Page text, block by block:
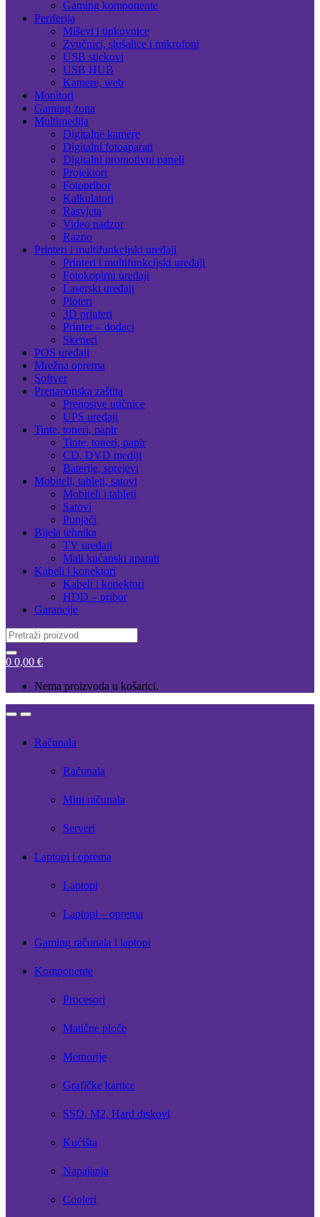
Gaming komponente
Periferija
Miševi i tipkovnice
Zvučnici, slušalice i mikrofoni
USB stickovi
USB HUB
Kamere, web
Monitori
Gaming zona
Multimedija
Digitalne kamere
Digitalni fotoaparati
Digitalni promotivni paneli
Projektori
Fotopribor
Kalkulatori
Rasvjeta
Video nadzor
Razno
Printeri i multifunkcijski uređaji
Printeri i multifunkcijski uređaji
Fotokopirni uređaji
Laserski uređaji
Ploteri
3D printeri
Printer – dodaci
Skeneri
POS uređaji
Mrežna oprema
Softver
Prenaponska zaštita
Prenosive utičnice
UPS uređaji
Tinte, toneri, papir
Tinte, toneri, papir
CD, DVD mediji
Baterije, sprejevi
Mobiteli, tableti, satovi
Mobiteli i tableti
Satovi
Punjači
Bijela tehnika
TV uređaji
Mali kućanski aparati
Kabeli i konektori
Kabeli i konektori
HDD – pribor
Garancije
Search
for:
0 0,00 €
Nema proizvoda u košarici.
OpenClose
Računala
Računala
Mini računala
Serveri
Laptopi i oprema
Laptopi
Laptopi – oprema
Gaming računala i laptopi
Komponente
Procesori
Matične ploče
Memorije
Grafičke kartice
SSD, M2, Hard diskovi
Kućišta
Napajanja
Cooleri